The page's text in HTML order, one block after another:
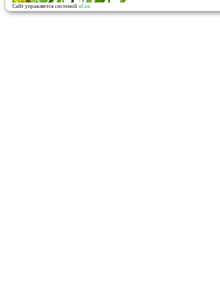
Сайт управляется системой uCoz